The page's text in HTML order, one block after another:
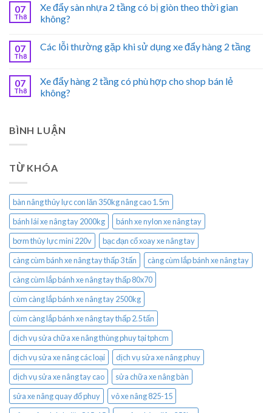
07
Th8
Xe đẩy sàn nhựa 2 tầng có bị giòn theo thời gian
không?
07
Th8
Các lỗi thường gặp khi sử dụng xe đẩy hàng 2 tầng
07
Th8
Xe đẩy hàng 2 tầng có phù hợp cho shop bán lẻ
không?
BÌNH LUẬN
TỪ KHÓA
bàn nâng thủy lực con lăn 350kg nâng cao 1.5m
bánh lái xe nâng tay 2000kg
bánh xe nylon xe nâng tay
bơm thủy lực mini 220v
bạc đạn cổ xoay xe nâng tay
càng cùm bánh xe nâng tay thấp 3 tấn
càng cùm lắp bánh xe nâng tay
càng cùm lắp bánh xe nâng tay thấp 80x70
cùm càng lắp bánh xe nâng tay 2500kg
cùm càng lắp bánh xe nâng tay thấp 2.5 tấn
dịch vụ sửa chữa xe nâng thùng phuy tại tphcm
dịch vụ sửa xe nâng các loại
dịch vụ sửa xe nâng phuy
dịch vụ sửa xe nâng tay cao
sửa chữa xe nâng bàn
sửa xe nâng quay đổ phuy
vỏ xe nâng 825-15